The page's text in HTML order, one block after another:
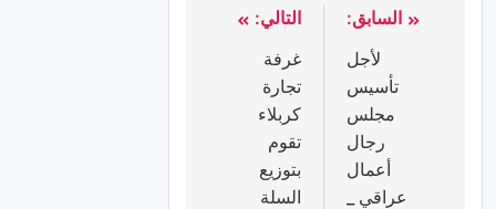
السابق:
لأجل
تأسيس
مجلس
رجال
أعمال
عراقي _
التالي:
غرفة
تجارة
كربلاء
تقوم
بتوزيع
السلة